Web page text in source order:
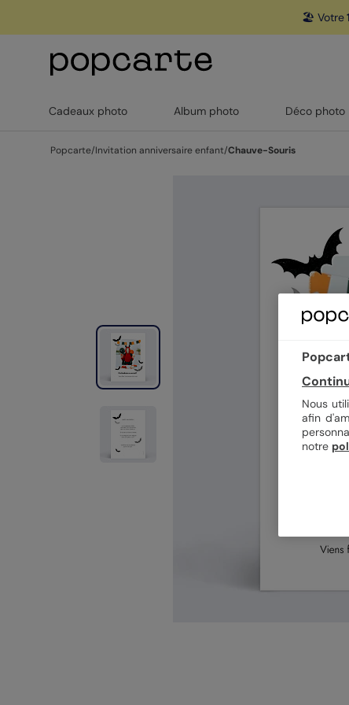
🏖️ Votre
Cadeaux photo Album photo Déco photo
Popcarte/Invitation anniversaire enfant/Chauve-Souris
Nous
afin
notre